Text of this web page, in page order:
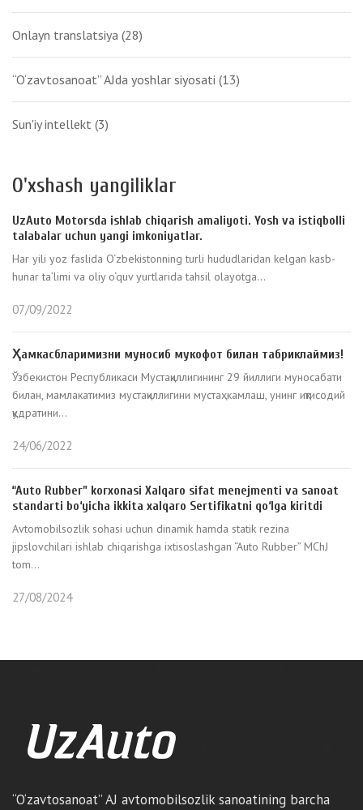
Onlayn translatsiya (28)
“O‘zavtosanoat” AJda yoshlar siyosati (13)
Sun'iy intellekt (3)
O'xshash yangiliklar
UzAuto Motorsda ishlab chiqarish amaliyoti. Yosh va istiqbolli
talabalar uchun yangi imkoniyatlar.
Har yili yoz faslida O‘zbekistonning turli hududlaridan kelgan kasb-
hunar ta’limi va oliy o‘quv yurtlarida tahsil olayotga...
07/09/2022
Ҳамкасбларимизни муносиб мукофот билан табриклаймиз!
Ўзбекистон Республикаси Мустақиллигининг 29 йиллиги муносабати
билан, мамлакатимиз мустақиллигини мустаҳкамлаш, унинг иқтисодий
қудратини...
24/06/2022
“Auto Rubber” korxonasi Xalqaro sifat menejmenti va sanoat
standarti bo‘yicha ikkita xalqaro Sertifikatni qo‘lga kiritdi
Avtomobilsozlik sohasi uchun dinamik hamda statik rezina
jipslovchilari ishlab chiqarishga ixtisoslashgan “Auto Rubber” MChJ
tom...
27/08/2024
“O‘zavtosanoat” AJ avtomobilsozlik sanoatining barcha